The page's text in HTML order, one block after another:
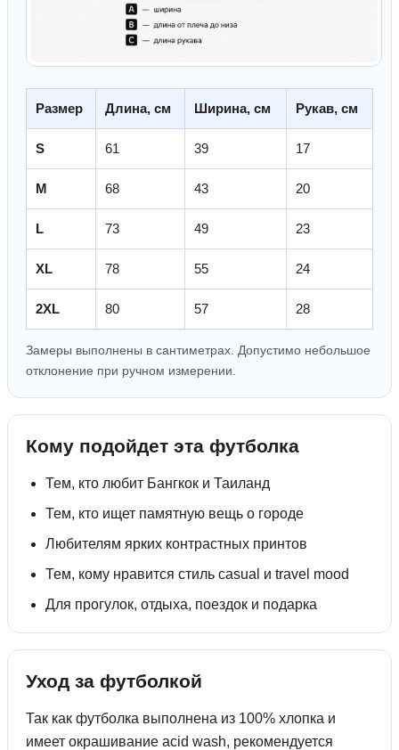
Размер Длина, см Ширина, см Рукав, см
S 61 39 17
M 68 43 20
L 73 49 23
XL 78 55 24
2XL 80 57 28
Замеры выполнены в сантиметрах. Допустимо небольшое
отклонение при ручном измерении.
Кому подойдет эта футболка
Тем, кто любит Бангкок и Таиланд
Тем, кто ищет памятную вещь о городе
Любителям ярких контрастных принтов
Тем, кому нравится стиль casual и travel mood
Для прогулок, отдыха, поездок и подарка
Уход за футболкой
Так как футболка выполнена из 100% хлопка и
имеет окрашивание acid wash, рекомендуется